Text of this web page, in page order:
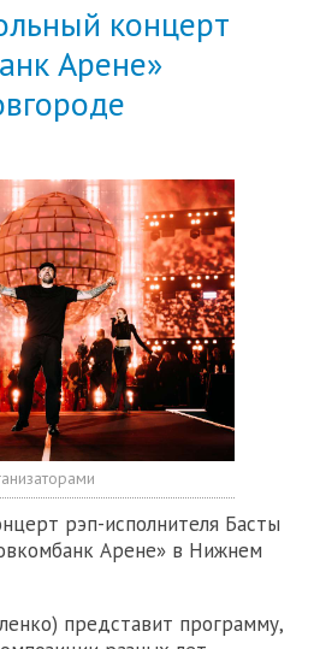
концерт
Арене»
рэп-исполнителя Басты
Арене» в Нижнем
представит программу,